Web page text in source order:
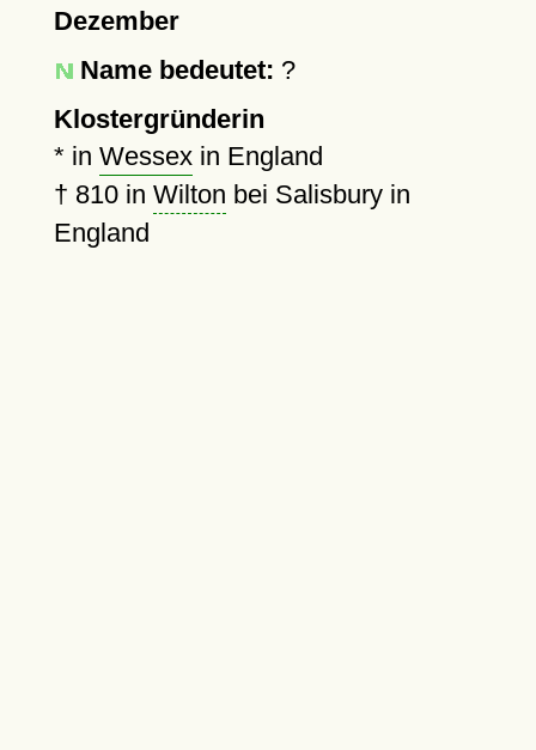
Dezember
Name bedeutet: ?
Klostergründerin
* in Wessexin England
† 810in Wilton bei Salisbury in
England